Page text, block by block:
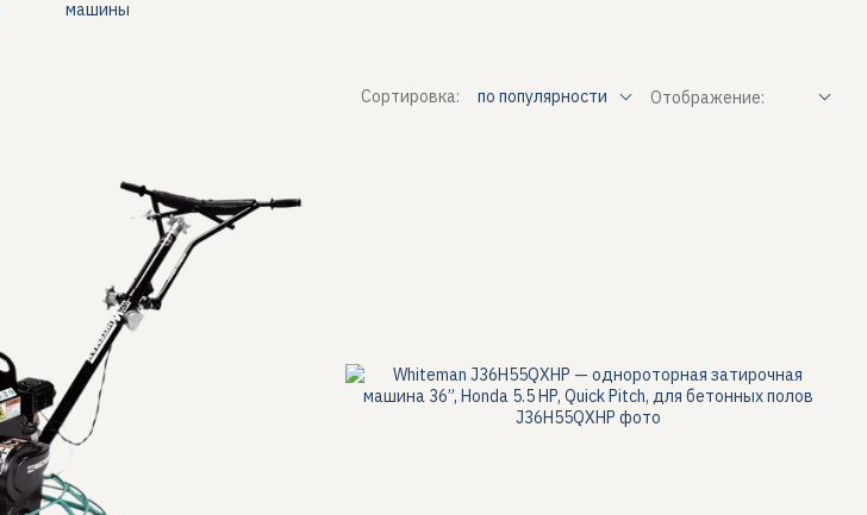
Сортировка: по популярности Отображение: